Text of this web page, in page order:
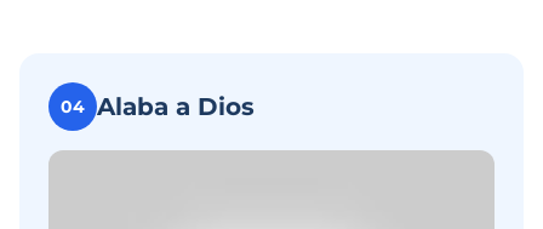
04 Alaba a Dios